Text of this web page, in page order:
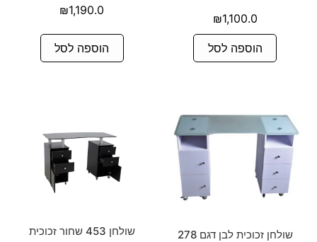
₪1,100.0
הוספה לסל
₪1,190.0
הוספה לסל
שולחן זכוכית לבן דגם 278 שולחן 453 שחור זכוכית